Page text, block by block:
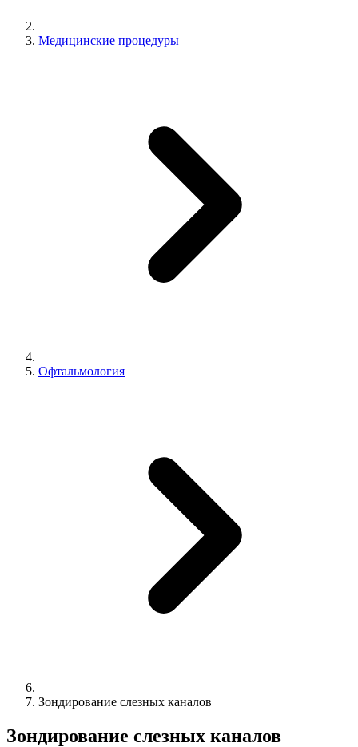
Медицинские процедуры
Офтальмология
Зондирование слезных каналов
Зондирование слезных каналов